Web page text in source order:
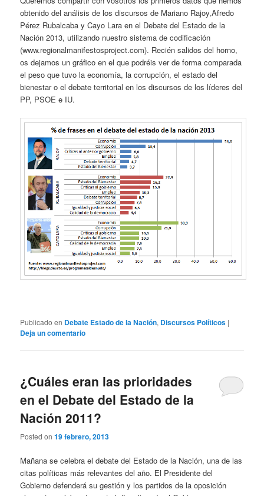
obtenido del análisis de los discursos de Mariano Rajoy,Afredo
Pérez Rubalcaba y Cayo Lara en el Debate del Estado de la
Nación 2013, utilizando nuestro sistema de codificación
(www.regionalmanifestosproject.com). Recién salidos del horno,
os dejamos un gráfico en el que podréis ver de forma comparada
el peso que tuvo la economía, la corrupción, el estado del
bienestar o el debate territorial en los discursos de los líderes del
PP, PSOE e IU.
Publicado en Debate Estado de la Nación, Discursos Políticos |
Deja un comentario
¿Cuáles eran las prioridades
en el Debate del Estado de la
Nación 2011?
Posted on19 febrero, 2013
Mañana se celebra el debate del Estado de la Nación, una de las
citas políticas más relevantes del año. El Presidente del
Gobierno defenderá su gestión y los partidos de la oposición